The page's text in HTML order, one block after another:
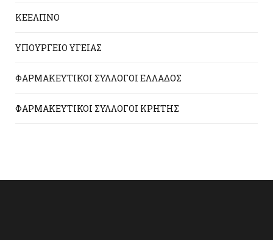
ΚΕΕΛΠΝΟ
ΥΠΟΥΡΓΕΙΟ ΥΓΕΙΑΣ
ΦΑΡΜΑΚΕΥΤΙΚΟΙ ΣΥΛΛΟΓΟΙ ΕΛΛΑΔΟΣ
ΦΑΡΜΑΚΕΥΤΙΚΟΙ ΣΥΛΛΟΓΟΙ ΚΡΗΤΗΣ